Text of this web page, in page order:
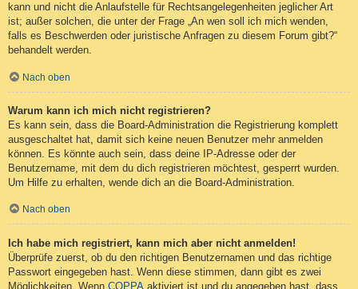
kann und nicht die Anlaufstelle für Rechtsangelegenheiten jeglicher Art
ist; außer solchen, die unter der Frage „An wen soll ich mich wenden,
falls es Beschwerden oder juristische Anfragen zu diesem Forum gibt?“
behandelt werden.
Nach oben
Warum kann ich mich nicht registrieren?
Es kann sein, dass die Board-Administration die Registrierung komplett
ausgeschaltet hat, damit sich keine neuen Benutzer mehr anmelden
können. Es könnte auch sein, dass deine IP-Adresse oder der
Benutzername, mit dem du dich registrieren möchtest, gesperrt wurden.
Um Hilfe zu erhalten, wende dich an die Board-Administration.
Nach oben
Ich habe mich registriert, kann mich aber nicht anmelden!
Überprüfe zuerst, ob du den richtigen Benutzernamen und das richtige
Passwort eingegeben hast. Wenn diese stimmen, dann gibt es zwei
Möglichkeiten. Wenn COPPA aktiviert ist und du angegeben hast, dass